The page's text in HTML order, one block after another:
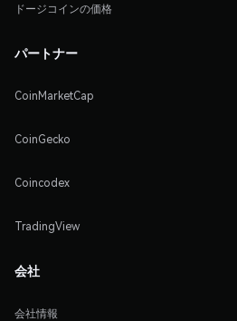
ドージコインの価格
パートナー
CoinMarketCap
CoinGecko
Coincodex
TradingView
会社
会社情報